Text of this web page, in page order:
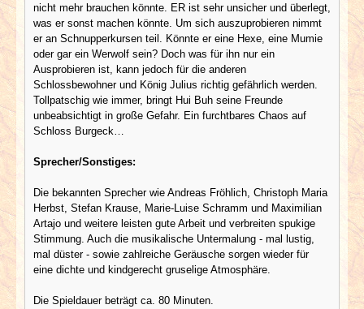
nicht mehr brauchen könnte. ER ist sehr unsicher und überlegt,
was er sonst machen könnte. Um sich auszuprobieren nimmt
er an Schnupperkursen teil. Könnte er eine Hexe, eine Mumie
oder gar ein Werwolf sein? Doch was für ihn nur ein
Ausprobieren ist, kann jedoch für die anderen
Schlossbewohner und König Julius richtig gefährlich werden.
Tollpatschig wie immer, bringt Hui Buh seine Freunde
unbeabsichtigt in große Gefahr. Ein furchtbares Chaos auf
Schloss Burgeck…
Sprecher/Sonstiges:
Die bekannten Sprecher wie Andreas Fröhlich, Christoph Maria
Herbst, Stefan Krause, Marie-Luise Schramm und Maximilian
Artajo und weitere leisten gute Arbeit und verbreiten spukige
Stimmung. Auch die musikalische Untermalung - mal lustig,
mal düster - sowie zahlreiche Geräusche sorgen wieder für
eine dichte und kindgerecht gruselige Atmosphäre.
Die Spieldauer beträgt ca. 80 Minuten.